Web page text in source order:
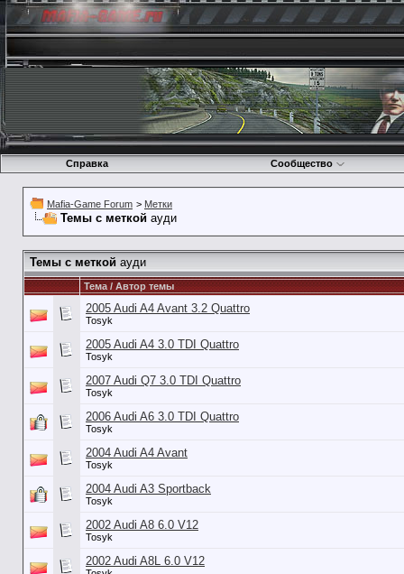
Справка Сообщество
Mafia-Game Forum > Метки
Темы с меткой ауди
Темы с меткой ауди
Тема / Автор темы
2005 Audi A4 Avant 3.2 Quattro
Tosyk
2005 Audi A4 3.0 TDI Quattro
Tosyk
2007 Audi Q7 3.0 TDI Quattro
Tosyk
2006 Audi A6 3.0 TDI Quattro
Tosyk
2004 Audi A4 Avant
Tosyk
2004 Audi A3 Sportback
Tosyk
2002 Audi A8 6.0 V12
Tosyk
2002 Audi A8L 6.0 V12